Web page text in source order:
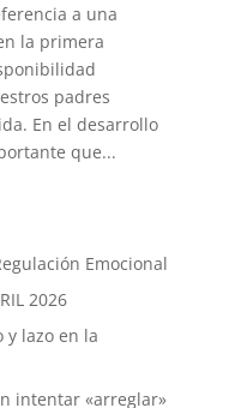
a una
la primera
padres
En el desarrollo
que...
Emocional
2026
y lazo en la
intentar «arreglar»